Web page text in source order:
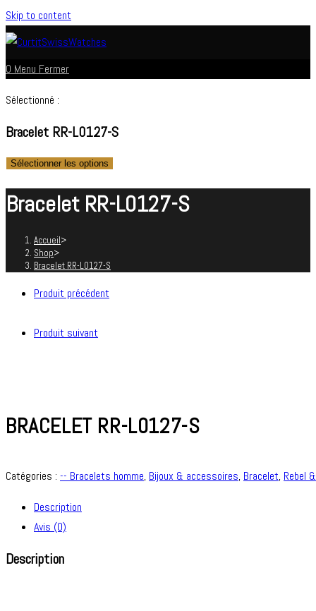
Skip to content
0 Menu Fermer
Sélectionné :
Bracelet RR-L0127-S
Sélectionner les options
Bracelet RR-L0127-S
Accueil>
Shop>
Bracelet RR-L0127-S
Produit précédent
Produit suivant
BRACELET RR-L0127-S
Catégories : -- Bracelets homme, Bijoux & accessoires, Bracelet, Rebel
Description
Avis (0)
Description